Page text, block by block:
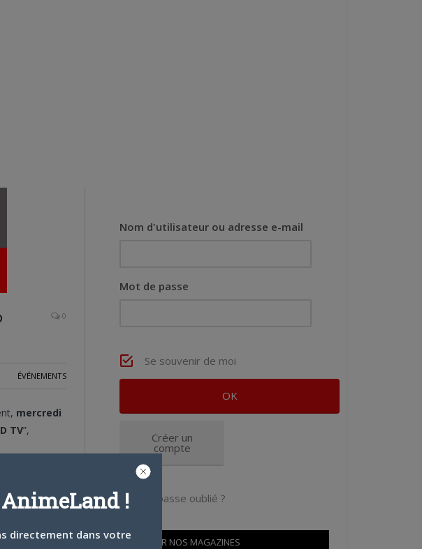
0
ÉVÉNEMENTS
mercredi
TV”,
sur
Nom d'utilisateur ou adresse e-mail
Mot de passe
Se souvenir de moi
Créer un
compte
Mot de passe oublié ?
OÙ TROUVER NOS MAGAZINES
!
directement dans votre